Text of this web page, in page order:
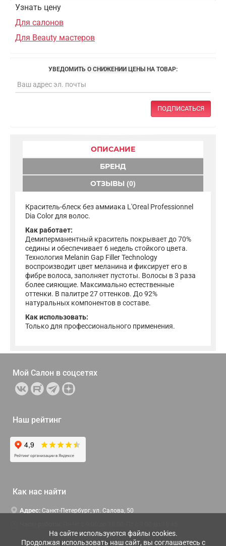
На сайте используются файлы cookies.
Продолжая использовать наш сайт, вы соглашаетесь с
Узнать цену
Для салонов
Для Beauty мастеров
УВЕДОМИТЬ О СНИЖЕНИИ ЦЕНЫ НА ТОВАР:
ПОДПИСАТЬСЯ
ОПИСАНИЕ
БРЕНД
ОТЗЫВЫ (0)
Краситель-блеск без аммиака L'Oreal Professionnel
Dia Color для волос.
Как работает:
Демиперманентный краситель покрывает до 70%
седины и обеспечивает 6 недель стойкого цвета.
Технология Melanin Gap Filler Technology
воспроизводит цвет меланина и фиксирует его в
фибре волоса, заполняет пустоты. Волосы в 3 раза
более сияющие. Максимально естественные
оттенки. В палитре 27 оттенков. До 92%
натуральных компонентов в составе.
Как использовать:
Только для профессионального применения.
Мой Салон в соцсетях
Наш рейтинг
Как нас найти
Адрес: Санкт-Петербург, ул. Салова, 50